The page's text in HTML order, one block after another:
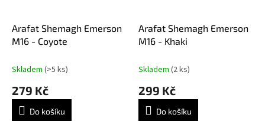
Arafat Shemagh Emerson
M16 - Coyote
Skladem (>5 ks)
279 Kč
Do košíku
Arafat Shemagh Emerson
M16 - Khaki
Skladem (2 ks)
299 Kč
Do košíku